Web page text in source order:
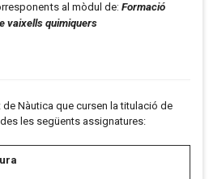
al mòdul de: Formació
vaixells quimiquers
Nàutica que cursen la titulació de
les següents assignatures: